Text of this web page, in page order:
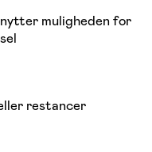
muligheden for
restancer